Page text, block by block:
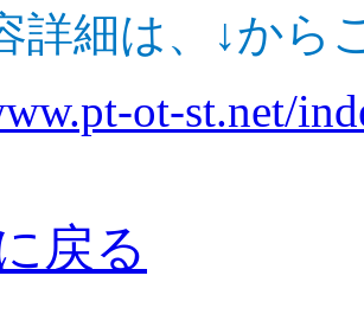
詳細は、↓から
ot-st.net/
戻る